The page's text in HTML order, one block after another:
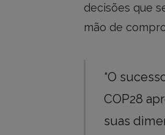
decisões que
mão de
“O
COP28
suas